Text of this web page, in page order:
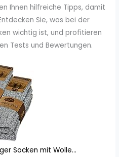
Ihnen hilfreiche Tipps, damit
Sie, was bei der
wichtig ist, und profitieren
Tests und Bewertungen.
Socken mit Wolle...